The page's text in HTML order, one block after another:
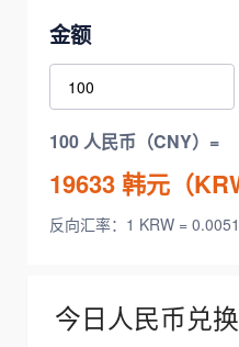
金额
100 人民币（CNY）=
19633韩元（
反向汇率：1 KRW =
今日人民币兑